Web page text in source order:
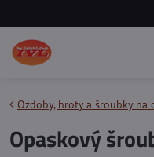
Ozdoby, hroty a šroubky na
Opaskový